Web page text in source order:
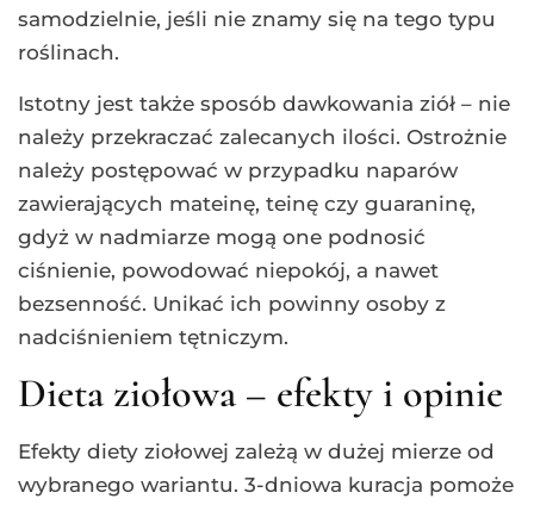
samodzielnie, jeśli nie znamy się na tego typu
roślinach.
Istotny jest także sposób dawkowania ziół – nie
należy przekraczać zalecanych ilości. Ostrożnie
należy postępować w przypadku naparów
zawierających mateinę, teinę czy guaraninę,
gdyż w nadmiarze mogą one podnosić
ciśnienie, powodować niepokój, a nawet
bezsenność. Unikać ich powinny osoby z
nadciśnieniem tętniczym.
Dieta ziołowa – efekty i opinie
Efekty diety ziołowej zależą w dużej mierze od
wybranego wariantu. 3-dniowa kuracja pomoże